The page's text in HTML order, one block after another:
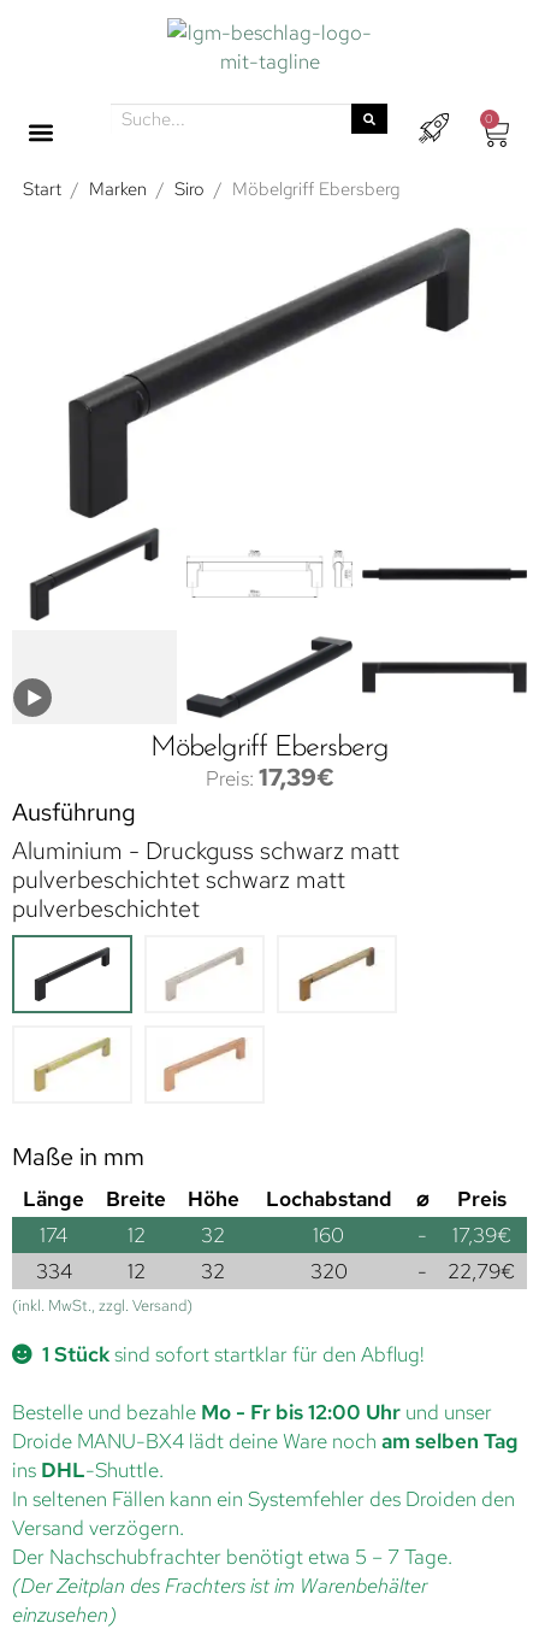
0
Start / Marken / Siro / Möbelgriff Ebersberg
Möbelgriff Ebersberg
17,39€
Ausführung
Aluminium - Druckguss schwarz matt
pulverbeschichtet schwarz matt
pulverbeschichtet
Maße in mm
Länge Breite Höhe Lochabstand ⌀
Preis
174
12 32 160 - 17,39€
334
12 32 320 - 22,79€
(inkl. MwSt., zzgl. Versand)
1 Stücksind sofort startklar für den Abflug!
Bestelle und bezahle Mo - Fr bis 12:00 Uhr und unser
Droide MANU-BX4 lädt deine Ware noch am selben Tag
ins DHL-Shuttle.
In seltenen Fällen kann ein Systemfehler des Droiden den
Versand verzögern.
Der Nachschubfrachter benötigt etwa 5 – 7 Tage.
(Der Zeitplan des Frachters ist im Warenbehälter
einzusehen)